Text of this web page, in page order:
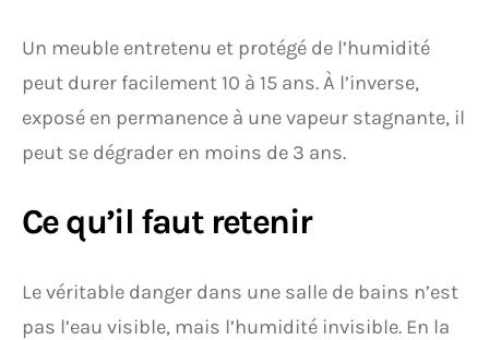
Un meuble entretenu et protégé de l’humidité
peut durer facilement 10 à 15 ans. À l’inverse,
exposé en permanence à une vapeur stagnante, il
peut se dégrader en moins de 3 ans.
Ce qu’il faut retenir
Le véritable danger dans une salle de bains n’est
pas l’eau visible, mais l’humidité invisible. En la